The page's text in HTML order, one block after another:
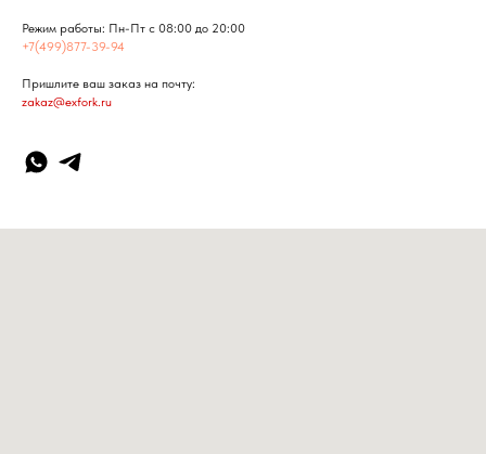
Режим работы: Пн-Пт с 08:00 до 20:00
+7(499)877-39-94
Пришлите ваш заказ на почту:
zakaz@exfork.ru